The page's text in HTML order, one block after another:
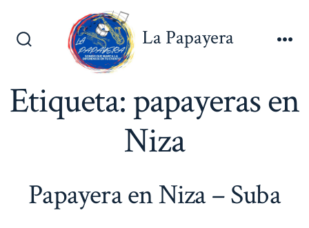
Alternar
La Papayera
Etiqueta:papayeras en
Niza
Papayera en Niza – Suba